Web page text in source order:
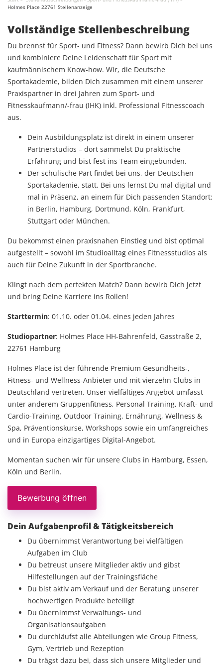
Holmes Place 22761 Stellenanzeige
Vollständige Stellenbeschreibung
Du brennst für Sport- und Fitness? Dann bewirb Dich bei uns
und kombiniere Deine Leidenschaft für Sport mit
kaufmännischem Know-how. Wir, die Deutsche
Sportakademie, bilden Dich zusammen mit einem unserer
Praxispartner in drei Jahren zum Sport- und
Fitnesskaufmann/-frau (IHK) inkl. Professional Fitnesscoach
aus.
Dein Ausbildungsplatz ist direkt in einem unserer
Partnerstudios – dort sammelst Du praktische
Erfahrung und bist fest ins Team eingebunden.
Der schulische Part findet bei uns, der Deutschen
Sportakademie, statt. Bei uns lernst Du mal digital und
mal in Präsenz, an einem für Dich passenden Standort:
in Berlin, Hamburg, Dortmund, Köln, Frankfurt,
Stuttgart oder München.
Du bekommst einen praxisnahen Einstieg und bist optimal
aufgestellt – sowohl im Studioalltag eines Fitnessstudios als
auch für Deine Zukunft in der Sportbranche.
Klingt nach dem perfekten Match? Dann bewirb Dich jetzt
und bring Deine Karriere ins Rollen!
Starttermin: 01.10. oder 01.04. eines jeden Jahres
Studiopartner: Holmes Place HH-Bahrenfeld, Gasstraße 2,
22761 Hamburg
Holmes Place ist der führende Premium Gesundheits-,
Fitness- und Wellness-Anbieter und mit vierzehn Clubs in
Deutschland vertreten. Unser vielfältiges Angebot umfasst
unter anderem Gruppenfitness, Personal Training, Kraft- und
Cardio-Training, Outdoor Training, Ernährung, Wellness &
Spa, Präventionskurse, Workshops sowie ein umfangreiches
und in Europa einzigartiges Digital-Angebot.
Momentan suchen wir für unsere Clubs in Hamburg, Essen,
Köln und Berlin.
Bewerbung öffnen
Dein Aufgabenprofil & Tätigkeitsbereich
Du übernimmst Verantwortung bei vielfältigen
Aufgaben im Club
Du betreust unsere Mitglieder aktiv und gibst
Hilfestellungen auf der Trainingsfläche
Du bist aktiv am Verkauf und der Beratung unserer
hochwertigen Produkte beteiligt
Du übernimmst Verwaltungs- und
Organisationsaufgaben
Du durchläufst alle Abteilungen wie Group Fitness,
Gym, Vertrieb und Rezeption
Du trägst dazu bei, dass sich unsere Mitglieder und